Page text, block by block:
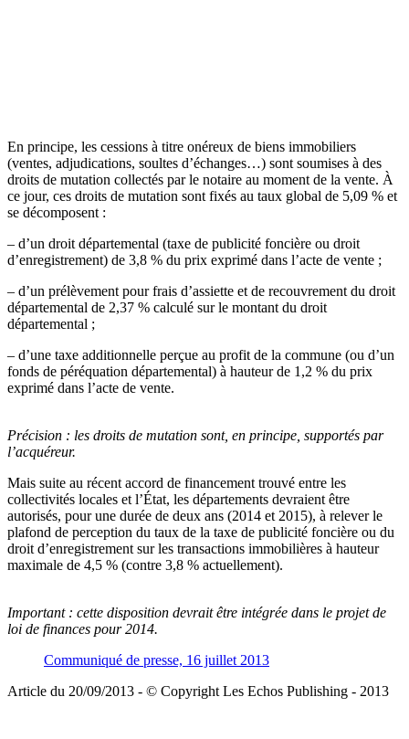
En principe, les cessions à titre onéreux de biens immobiliers
(ventes, adjudications, soultes d’échanges…) sont soumises à des
droits de mutation collectés par le notaire au moment de la vente. À
ce jour, ces droits de mutation sont fixés au taux global de 5,09 % et
se décomposent :
– d’un droit départemental (taxe de publicité foncière ou droit
d’enregistrement) de 3,8 % du prix exprimé dans l’acte de vente ;
– d’un prélèvement pour frais d’assiette et de recouvrement du droit
départemental de 2,37 % calculé sur le montant du droit
départemental ;
– d’une taxe additionnelle perçue au profit de la commune (ou d’un
fonds de péréquation départemental) à hauteur de 1,2 % du prix
exprimé dans l’acte de vente.
Précision : les droits de mutation sont, en principe, supportés par
l’acquéreur.
Mais suite au récent accord de financement trouvé entre les
collectivités locales et l’État, les départements devraient être
autorisés, pour une durée de deux ans (2014 et 2015), à relever le
plafond de perception du taux de la taxe de publicité foncière ou du
droit d’enregistrement sur les transactions immobilières à hauteur
maximale de 4,5 % (contre 3,8 % actuellement).
Important : cette disposition devrait être intégrée dans le projet de
loi de finances pour 2014.
Communiqué de presse, 16 juillet 2013
Article du 20/09/2013 - © Copyright Les Echos Publishing - 2013